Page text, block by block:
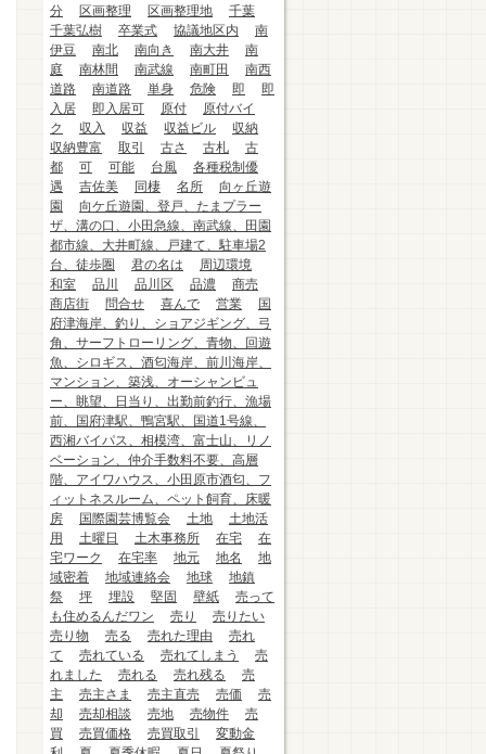
分
区画整理 区画整理地
千葉
千葉弘樹
卒業式 協議地区内
南
伊豆
南北 南向き 南大井
南
庭
南林間 南武線 南町田
南西
道路
南道路 単身 危険 即
即
入居
即入居可 原付
原付バイ
ク
収入 収益 収益ビル
収納
収納豊富
取引 古さ 古札
古
都
可 可能 台風
各種税制優
遇
吉佐美 同棲 名所
向ヶ丘遊
園
向ケ丘遊園、登戸、たまプラー
ザ、溝の口、小田急線、南武線、田園
都市線、大井町線、戸建て、駐車場2
台、徒歩圏
君の名は
周辺環境
和室
品川 品川区 品濃
商売
商店街
問合せ 喜んで 営業
国
府津海岸、釣り、ショアジギング、弓
角、サーフトローリング、青物、回遊
魚、シロギス、酒匂海岸、前川海岸、
マンション、築浅、オーシャンビュ
ー、眺望、日当り、出勤前釣行、漁場
前、国府津駅、鴨宮駅、国道1号線、
西湘バイパス、相模湾、富士山、リノ
ベーション、仲介手数料不要、高層
階、アイワハウス、小田原市酒匂、フ
ィットネスルーム、ペット飼育、床暖
房
国際園芸博覧会 土地
土地活
用
土曜日 土木事務所 在宅
在
宅ワーク
在宅率 地元 地名
地
域密着
地域連絡会 地球
地鎮
祭
坪 埋設 堅固 壁紙
売って
も住めるんだワン
売り
売りたい
売り物
売る 売れた理由
売れ
て
売れている 売れてしまう
売
れました
売れる 売れ残る
売
主
売主さま 売主直売 売価
売
却
売却相談 売地 売物件
売
買
売買価格 売買取引
変動金